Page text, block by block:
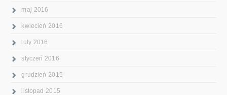
maj 2016
kwiecień 2016
luty 2016
styczeń 2016
grudzień 2015
listopad 2015